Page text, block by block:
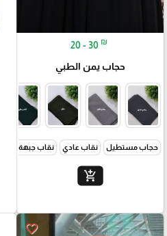
20 - 30 ₪
حجاب يمن الطبي
حجاب مستطيل نقاب عادي نقاب جبهة مقوى
add_shopping_cart
favorite_border